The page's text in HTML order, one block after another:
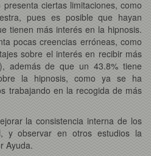
ciertas limitaciones, como
pues es posible que hayan
tienen más interés en la hipnosis.
pocas creencias erróneas, como
sobre el interés en recibir más
además de que un 43.8% tiene
la hipnosis, como ya se ha
trabajando en la recogida de más
la consistencia interna de los
y observar en otros estudios la
Ayuda.